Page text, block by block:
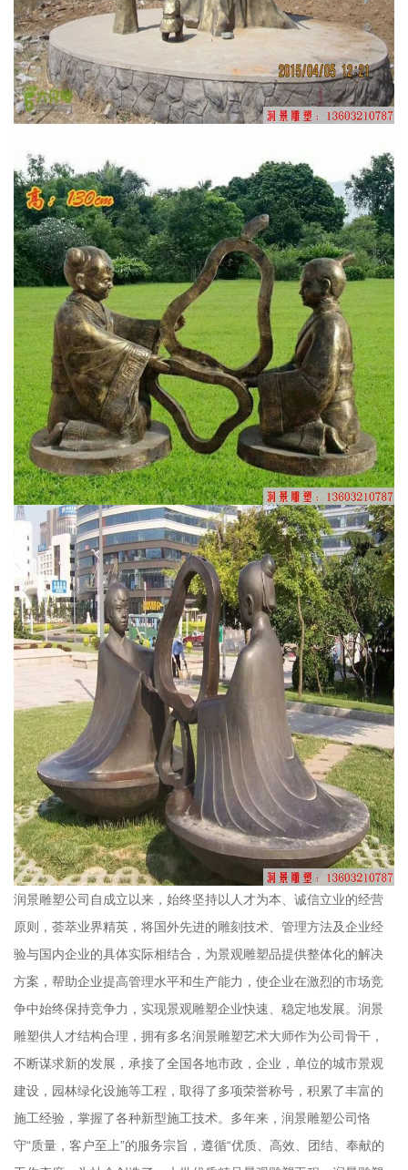
润景雕塑公司自成立以来，始终坚持以人才为本、诚信立业的经营
原则，荟萃业界精英，将国外先进的雕刻技术、管理方法及企业经
验与国内企业的具体实际相结合，为景观雕塑品提供整体化的解决
方案，帮助企业提高管理水平和生产能力，使企业在激烈的市场竞
争中始终保持竞争力，实现景观雕塑企业快速、稳定地发展。润景
雕塑供人才结构合理，拥有多名润景雕塑艺术大师作为公司骨干，
不断谋求新的发展，承接了全国各地市政，企业，单位的城市景观
建设，园林绿化设施等工程，取得了多项荣誉称号，积累了丰富的
施工经验，掌握了各种新型施工技术。多年来，润景雕塑公司恪
守“质量，客户至上”的服务宗旨，遵循“优质、高效、团结、奉献的